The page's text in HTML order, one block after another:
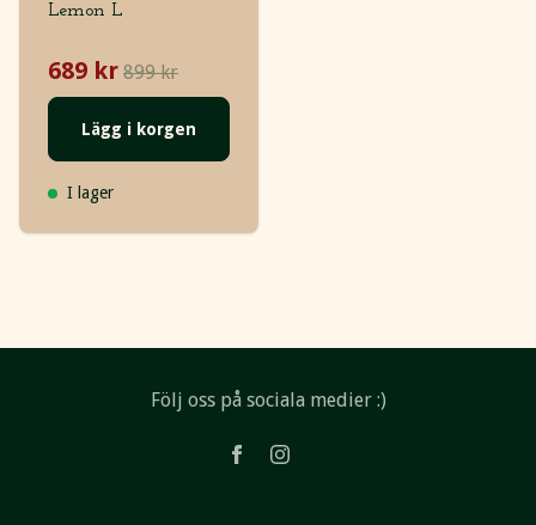
Lemon L
689 kr 899 kr
Lägg i korgen
I lager
Följ oss på sociala medier :)